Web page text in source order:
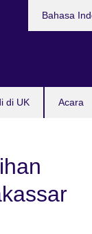
di UK Acara
Bahasa